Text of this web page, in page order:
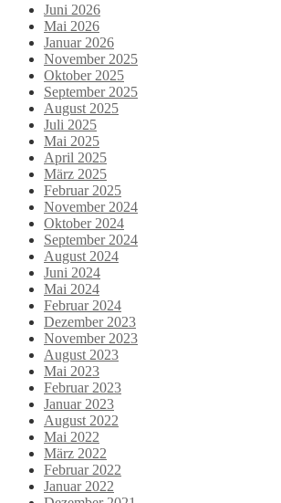
Juni 2026
Mai 2026
Januar 2026
November 2025
Oktober 2025
September 2025
August 2025
Juli 2025
Mai 2025
April 2025
März 2025
Februar 2025
November 2024
Oktober 2024
September 2024
August 2024
Juni 2024
Mai 2024
Februar 2024
Dezember 2023
November 2023
August 2023
Mai 2023
Februar 2023
Januar 2023
August 2022
Mai 2022
März 2022
Februar 2022
Januar 2022